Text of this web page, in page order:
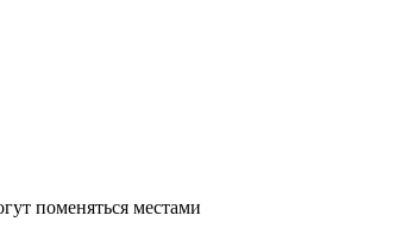
поменяться местами